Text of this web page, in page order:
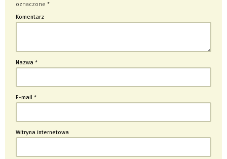
oznaczone*
Komentarz
Nazwa*
E-mail*
Witryna internetowa